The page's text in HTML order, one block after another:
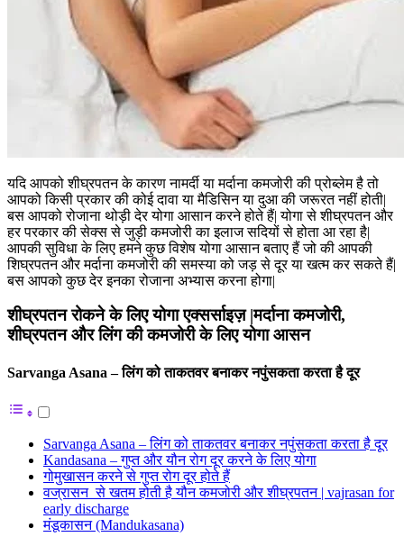
यदि आपको शीघ्रपतन के कारण नामर्दी या मर्दाना कमजोरी की प्रोब्लेम है तो
आपको किसी प्रकार की कोई दावा या मैडिसिन या दुआ की जरूरत नहीं होती|
बस आपको रोजाना थोड़ी देर योगा आसान करने होते हैं| योगा से शीघ्रपतन और
हर परकार की सेक्स से जुड़ी कमजोरी का इलाज सदियों से होता आ रहा है|
आपकी सुविधा के लिए हमने कुछ विशेष योगा आसान बताए हैं जो की आपकी
शिघ्रपतन और मर्दाना कमजोरी की समस्या को जड़ से दूर या खत्म कर सकते हैं|
बस आपको कुछ देर इनका रोजाना अभ्यास करना होगा|
शीघ्रपतन रोकने के लिए योगा एक्सर्साइज़ |मर्दाना कमजोरी,
शीघ्रपतन और लिंग की कमजोरी के लिए योगा आसन
Sarvanga Asana – लिंग को ताकतवर बनाकर नपुंसकता करता है दूर
Sarvanga Asana – लिंग को ताकतवर बनाकर नपुंसकता करता है दूर
Kandasana – गुप्त और यौन रोग दूर करने के लिए योगा
गोमुखासन करने से गुप्त रोग दूर होते हैं
वज्रासन से खतम होती है यौन कमजोरी और शीघ्रपतन | vajrasan for
early discharge
मंडूकासन (Mandukasana)